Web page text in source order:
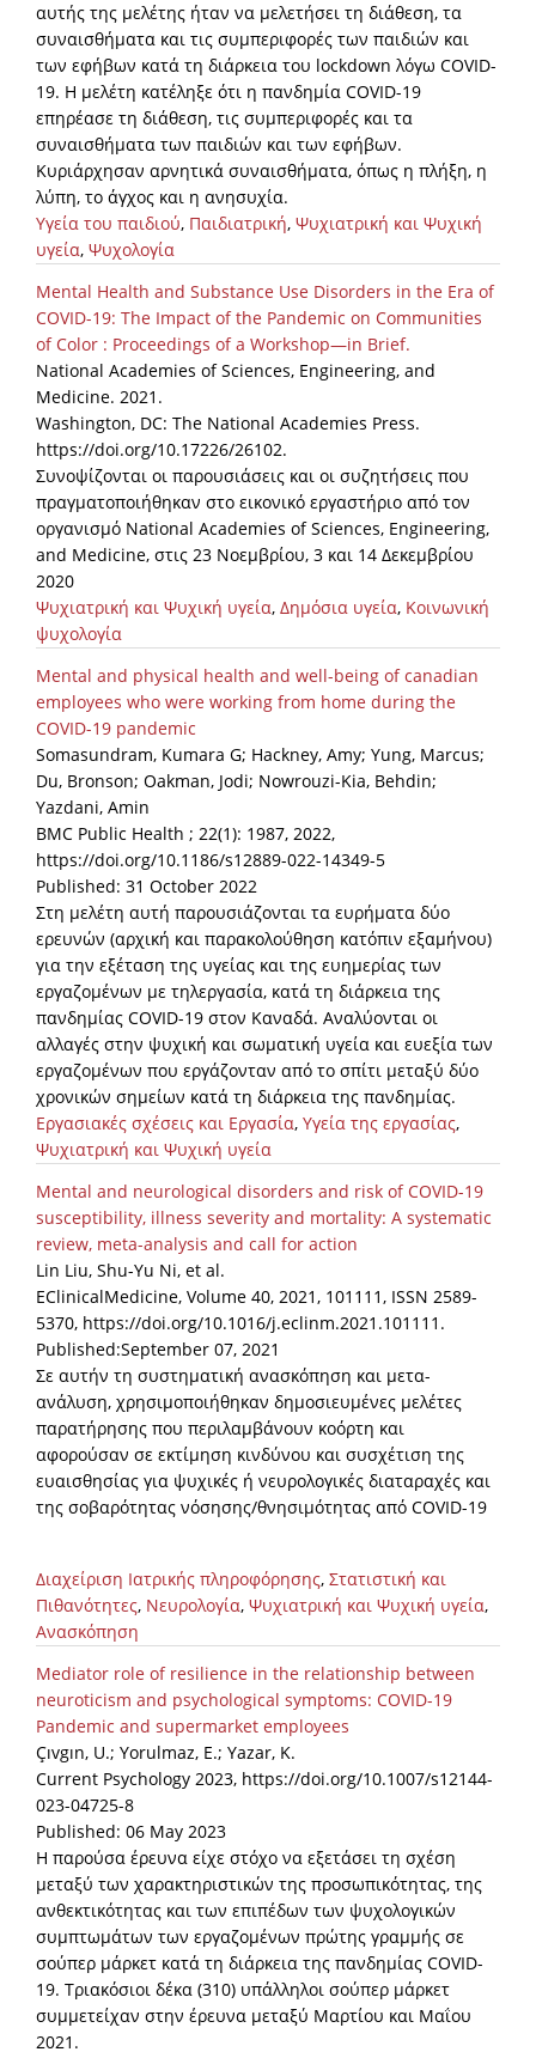
αυτής της μελέτης ήταν να μελετήσει τη διάθεση, τα
συναισθήματα και τις συμπεριφορές των παιδιών και
των εφήβων κατά τη διάρκεια του lockdown λόγω COVID-
19. Η μελέτη κατέληξε ότι η πανδημία COVID-19
επηρέασε τη διάθεση, τις συμπεριφορές και τα
συναισθήματα των παιδιών και των εφήβων.
Κυριάρχησαν αρνητικά συναισθήματα, όπως η πλήξη, η
λύπη, το άγχος και η ανησυχία.
Υγεία του παιδιού, Παιδιατρική, Ψυχιατρική και Ψυχική
υγεία, Ψυχολογία
Mental Health and Substance Use Disorders in the Era of
COVID-19: The Impact of the Pandemic on Communities
of Color : Proceedings of a Workshop—in Brief.
National Academies of Sciences, Engineering, and
Medicine. 2021.
Washington, DC: The National Academies Press.
https://doi.org/10.17226/26102.
Συνοψίζονται οι παρουσιάσεις και οι συζητήσεις που
πραγματοποιήθηκαν στο εικονικό εργαστήριο από τον
οργανισμό National Academies of Sciences, Engineering,
and Medicine, στις 23 Νοεμβρίου, 3 και 14 Δεκεμβρίου
2020
Ψυχιατρική και Ψυχική υγεία, Δημόσια υγεία, Κοινωνική
ψυχολογία
Mental and physical health and well-being of canadian
employees who were working from home during the
COVID-19 pandemic
Somasundram, Kumara G; Hackney, Amy; Yung, Marcus;
Du, Bronson; Oakman, Jodi; Nowrouzi-Kia, Behdin;
Yazdani, Amin
BMC Public Health ; 22(1): 1987, 2022,
https://doi.org/10.1186/s12889-022-14349-5
Published: 31 October 2022
Στη μελέτη αυτή παρουσιάζονται τα ευρήματα δύο
ερευνών (αρχική και παρακολούθηση κατόπιν εξαμήνου)
για την εξέταση της υγείας και της ευημερίας των
εργαζομένων με τηλεργασία, κατά τη διάρκεια της
πανδημίας COVID-19 στον Καναδά. Αναλύονται οι
αλλαγές στην ψυχική και σωματική υγεία και ευεξία των
εργαζομένων που εργάζονταν από το σπίτι μεταξύ δύο
χρονικών σημείων κατά τη διάρκεια της πανδημίας.
Εργασιακές σχέσεις και Εργασία, Υγεία της εργασίας,
Ψυχιατρική και Ψυχική υγεία
Mental and neurological disorders and risk of COVID-19
susceptibility, illness severity and mortality: A systematic
review, meta-analysis and call for action
Lin Liu, Shu-Yu Ni, et al.
EClinicalMedicine, Volume 40, 2021, 101111, ISSN 2589-
5370, https://doi.org/10.1016/j.eclinm.2021.101111.
Published:September 07, 2021
Σε αυτήν τη συστηματική ανασκόπηση και μετα-
ανάλυση, χρησιμοποιήθηκαν δημοσιευμένες μελέτες
παρατήρησης που περιλαμβάνουν κοόρτη και
αφορούσαν σε εκτίμηση κινδύνου και συσχέτιση της
ευαισθησίας για ψυχικές ή νευρολογικές διαταραχές και
της σοβαρότητας νόσησης/θνησιμότητας από COVID-19
Διαχείριση Ιατρικής πληροφόρησης, Στατιστική και
Πιθανότητες, Νευρολογία, Ψυχιατρική και Ψυχική υγεία,
Ανασκόπηση
Mediator role of resilience in the relationship between
neuroticism and psychological symptoms: COVID-19
Pandemic and supermarket employees
Çıvgın, U.; Yorulmaz, E.; Yazar, K.
Current Psychology 2023, https://doi.org/10.1007/s12144-
023-04725-8
Published: 06 May 2023
Η παρούσα έρευνα είχε στόχο να εξετάσει τη σχέση
μεταξύ των χαρακτηριστικών της προσωπικότητας, της
ανθεκτικότητας και των επιπέδων των ψυχολογικών
συμπτωμάτων των εργαζομένων πρώτης γραμμής σε
σούπερ μάρκετ κατά τη διάρκεια της πανδημίας COVID-
19. Τριακόσιοι δέκα (310) υπάλληλοι σούπερ μάρκετ
συμμετείχαν στην έρευνα μεταξύ Μαρτίου και Μαΐου
2021.